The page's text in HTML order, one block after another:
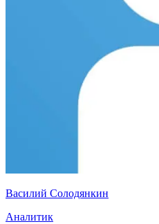
Василий Солодянкин
Аналитик